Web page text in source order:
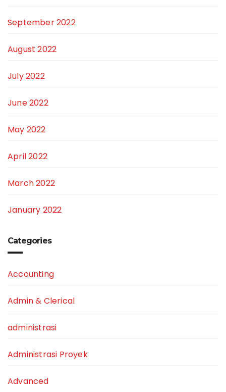
September 2022
August 2022
July 2022
June 2022
May 2022
April 2022
March 2022
January 2022
Categories
Accounting
Admin & Clerical
administrasi
Administrasi Proyek
Advanced